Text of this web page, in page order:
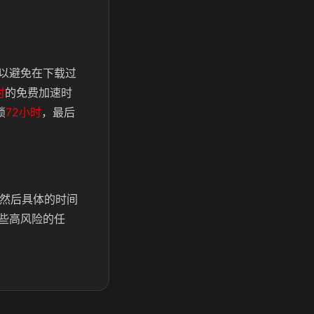
避免在下载过
的免费加速时
72小时，最后
后具体的时间
高风险的任